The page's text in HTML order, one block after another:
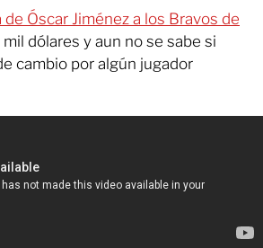
Óscar Jiménez a los Bravos de
dólares y aun no se sabe si
cambio por algún jugador